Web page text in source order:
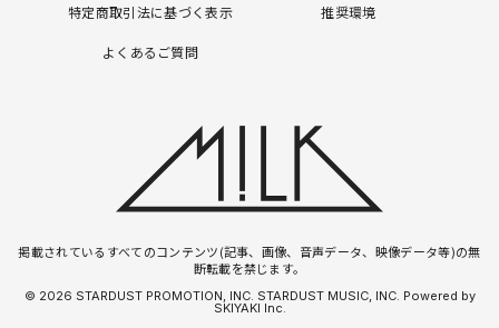
特定商取引法に基づく表示 推奨環境
よくあるご質問
掲載されているすべてのコンテンツ(記事、画像、音声データ、映像データ等)の無
断転載を禁じます。
© 2026 STARDUST PROMOTION, INC. STARDUST MUSIC, INC. Powered by
SKIYAKI Inc.